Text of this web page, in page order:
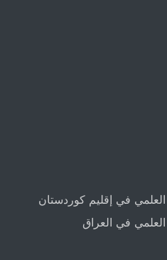
العلمي في إقليم كوردستان
العلمي في العراق